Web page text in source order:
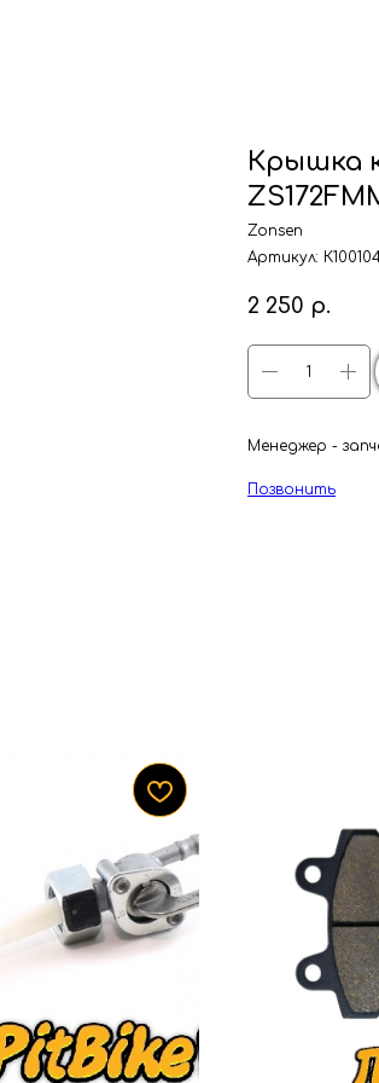
Крышка
Zonsen
Артикул:
2 250 р.
Менеджер -
Позвонить